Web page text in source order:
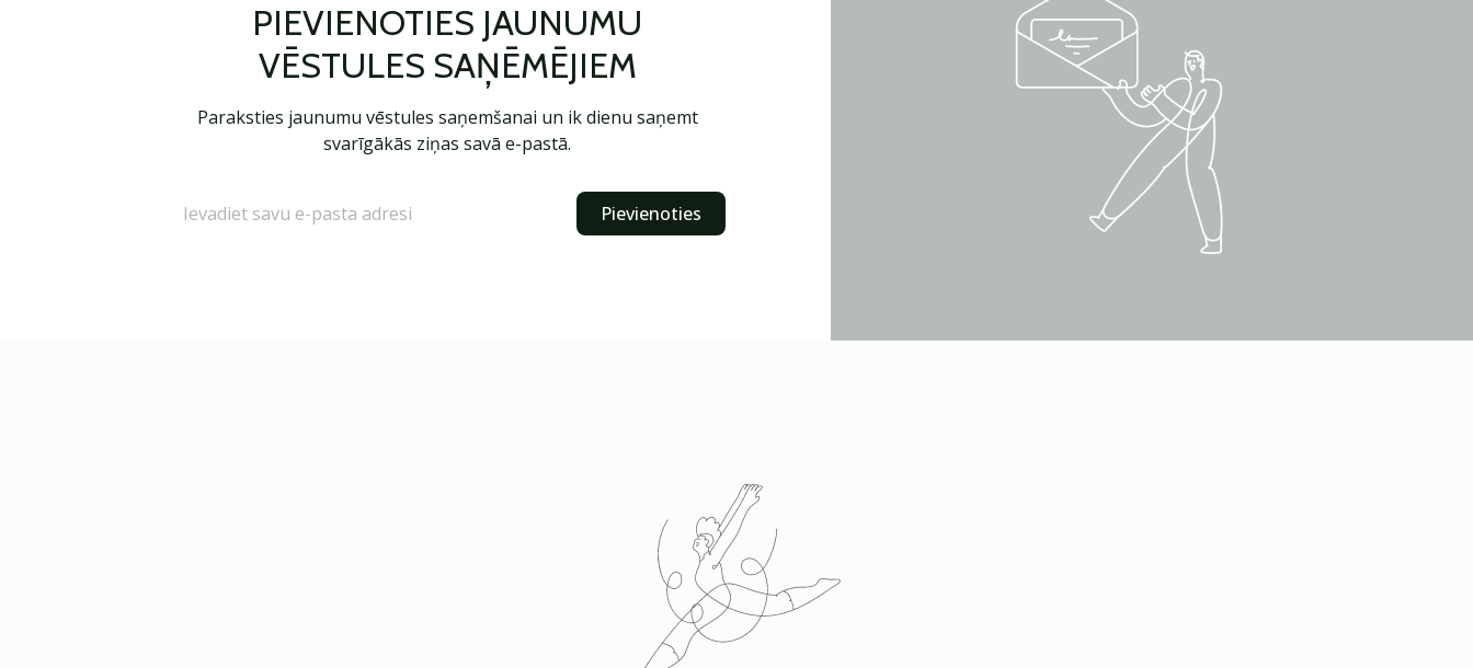
PIEVIENOTIES JAUNUMU
VĒSTULES SAŅĒMĒJIEM
Paraksties jaunumu vēstules saņemšanai un ik dienu saņemt
svarīgākās ziņas savā e-pastā.
Pievienoties